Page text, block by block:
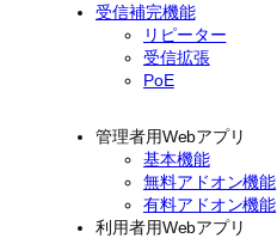
受信補完機能
リピーター
受信拡張
PoE
管理者用Webアプリ
基本機能
無料アドオン機能
有料アドオン機能
利用者用Webアプリ